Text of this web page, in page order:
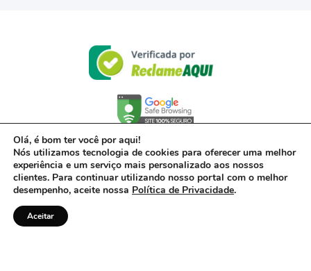
Olá, é bom ter você por aqui!
Nós utilizamos tecnologia de cookies para oferecer uma melhor
experiência e um serviço mais personalizado aos nossos
clientes. Para continuar utilizando nosso portal com o melhor
desempenho, aceite nossa Política de Privacidade.
Aceitar